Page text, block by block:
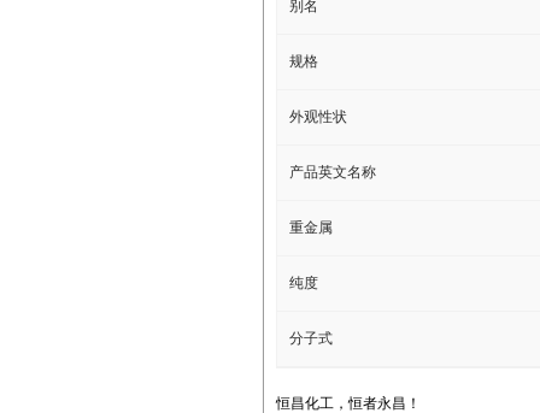
别名
规格
外观性状
产品英文名称
重金属
纯度
分子式
恒昌化工，恒者永昌！